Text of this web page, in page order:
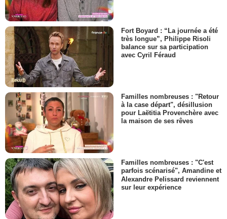
Fort Boyard : “La journée a été
très longue”, Philippe Risoli
balance sur sa participation
avec Cyril Féraud
Familles nombreuses : "Retour
à la case départ", désillusion
pour Laëtitia Provenchère avec
la maison de ses rêves
Familles nombreuses : "C'est
parfois scénarisé", Amandine et
Alexandre Pelissard reviennent
sur leur expérience